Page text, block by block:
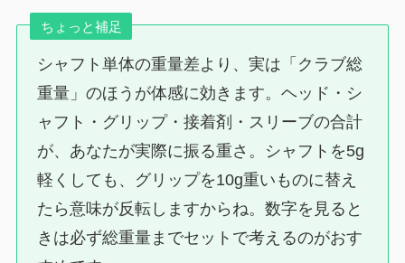
ちょっと補足
シャフト単体の重量差より、実は「クラブ総
重量」のほうが体感に効きます。ヘッド・シ
ャフト・グリップ・接着剤・スリーブの合計
が、あなたが実際に振る重さ。シャフトを5g
軽くしても、グリップを10g重いものに替え
たら意味が反転しますからね。数字を見ると
きは必ず総重量までセットで考えるのがおす